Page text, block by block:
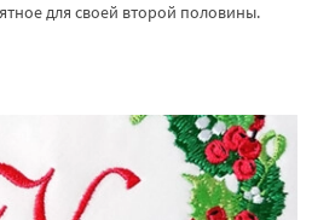
для своей второй половины.